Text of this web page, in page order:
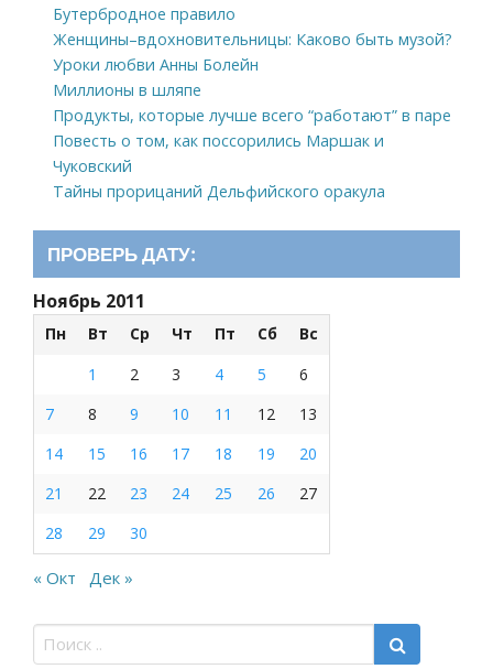
Бутербродное правило
Женщины–вдохновительницы: Каково быть музой?
Уроки любви Анны Болейн
Миллионы в шляпе
Продукты, которые лучше всего “работают” в паре
Повесть о том, как поссорились Маршак и
Чуковский
Тайны прорицаний Дельфийского оракула
ПРОВЕРЬ ДАТУ:
Ноябрь 2011
Пн Вт Ср Чт Пт Сб
Вс
1
2 3 4 5
6
7
8 9 10 11 12
13
14
15 16 17 18 19
20
21
22 23 24 25 26
27
28
29 30
« Окт Дек »